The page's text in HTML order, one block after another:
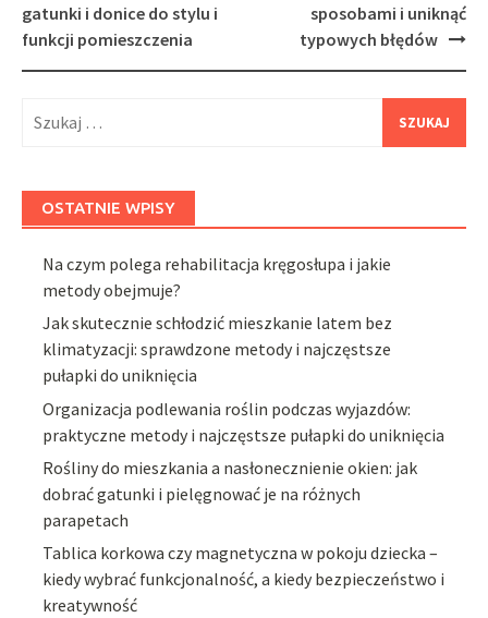
gatunki i donice do stylu i
funkcji pomieszczenia
sposobami i uniknąć
typowych błędów
OSTATNIE WPISY
Na czym polega rehabilitacja kręgosłupa i jakie
metody obejmuje?
Jak skutecznie schłodzić mieszkanie latem bez
klimatyzacji: sprawdzone metody i najczęstsze
pułapki do uniknięcia
Organizacja podlewania roślin podczas wyjazdów:
praktyczne metody i najczęstsze pułapki do uniknięcia
Rośliny do mieszkania a nasłonecznienie okien: jak
dobrać gatunki i pielęgnować je na różnych
parapetach
Tablica korkowa czy magnetyczna w pokoju dziecka –
kiedy wybrać funkcjonalność, a kiedy bezpieczeństwo i
kreatywność